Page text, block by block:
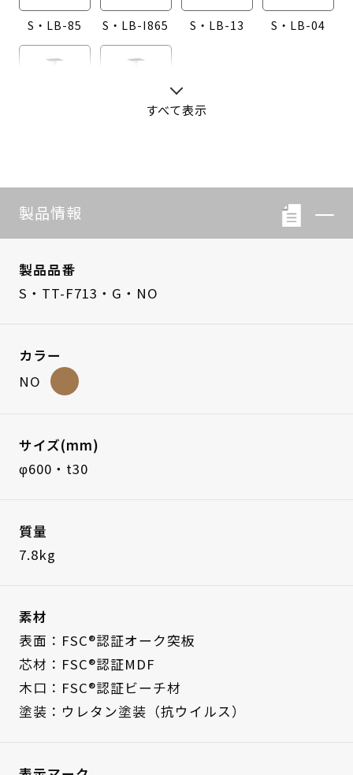
S・LB-85 S・LB-I865 S・LB-13 S・LB-04
すべて表示
製品情報
製品品番
S・TT-F713・G・NO
カラー
NO
サイズ(mm)
φ600・t30
質量
7.8kg
素材
表面：FSC®認証オーク突板
芯材：FSC®認証MDF
木口：FSC®認証ビーチ材
塗装：ウレタン塗装（抗ウイルス）